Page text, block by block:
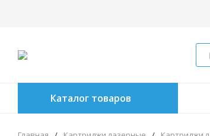
Каталог товаров